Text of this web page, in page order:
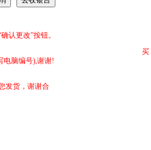
改”按钮。
递交时,请你将你购 买
电脑编号),谢谢!
发邮件或打电话等各类
发货，谢谢合